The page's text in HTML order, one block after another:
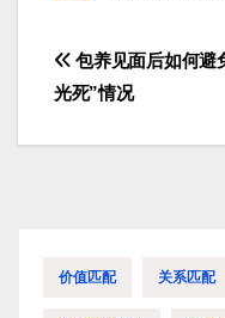
文
导
包养见面后如何避
光死”情况
价值匹配 关系匹配